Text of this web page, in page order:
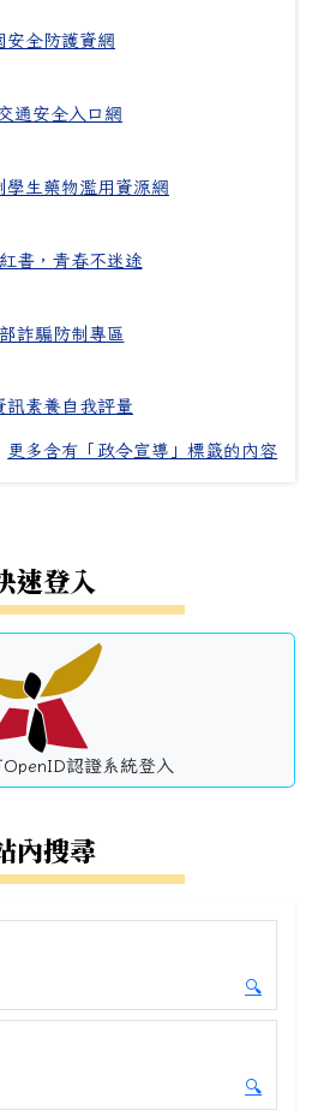
安全防護資網
通安全入口網
學生藥物濫用資源網
書，青春不迷途
詐騙防制專區
訊素養自我評量
更多含有「政令宣導」標籤的內容
速登入
認證系統登入
內搜尋
🔍
開始本
🔍